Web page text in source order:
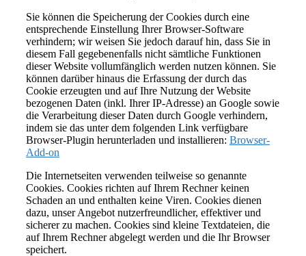
Sie können die Speicherung der Cookies durch eine
entsprechende Einstellung Ihrer Browser-Software
verhindern; wir weisen Sie jedoch darauf hin, dass Sie in
diesem Fall gegebenenfalls nicht sämtliche Funktionen
dieser Website vollumfänglich werden nutzen können. Sie
können darüber hinaus die Erfassung der durch das
Cookie erzeugten und auf Ihre Nutzung der Website
bezogenen Daten (inkl. Ihrer IP-Adresse) an Google sowie
die Verarbeitung dieser Daten durch Google verhindern,
indem sie das unter dem folgenden Link verfügbare
Browser-Plugin herunterladen und installieren: Browser-
Add-on
Die Internetseiten verwenden teilweise so genannte
Cookies. Cookies richten auf Ihrem Rechner keinen
Schaden an und enthalten keine Viren. Cookies dienen
dazu, unser Angebot nutzerfreundlicher, effektiver und
sicherer zu machen. Cookies sind kleine Textdateien, die
auf Ihrem Rechner abgelegt werden und die Ihr Browser
speichert.